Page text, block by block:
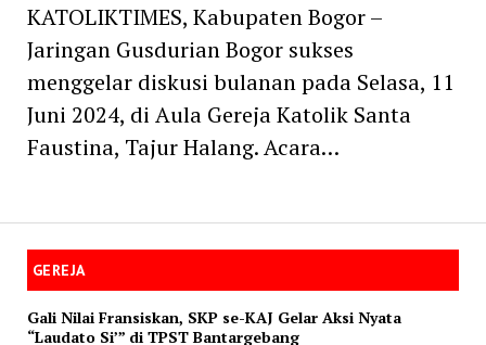
GEREJA
Gali Nilai Fransiskan, SKP se-KAJ Gelar Aksi Nyata
“Laudato Si’” di TPST Bantargebang
KATOLIKTIMES, Kabupaten Bogor –
Jaringan Gusdurian Bogor sukses
menggelar diskusi bulanan pada Selasa, 11
Juni 2024, di Aula Gereja Katolik Santa
Faustina, Tajur Halang. Acara…